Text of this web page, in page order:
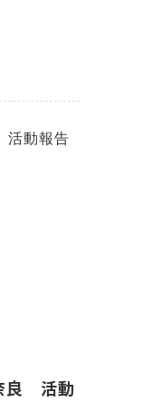
良 活動